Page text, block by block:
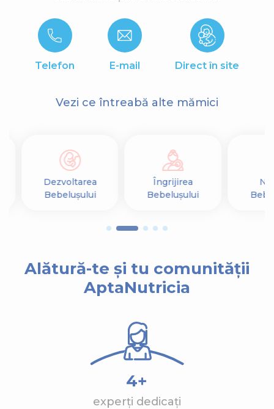
Telefon E-mail Direct în site
Vezi ce întreabă alte mămici
Dezvoltarea
Bebelușului
Îngrijirea
Bebelușului
Alătură-te și tu comunității
AptaNutricia
4+
experți dedicați